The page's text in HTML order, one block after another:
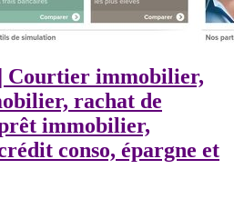
Courtier immobilier,
rachat de
immobilier,
conso, épargne et